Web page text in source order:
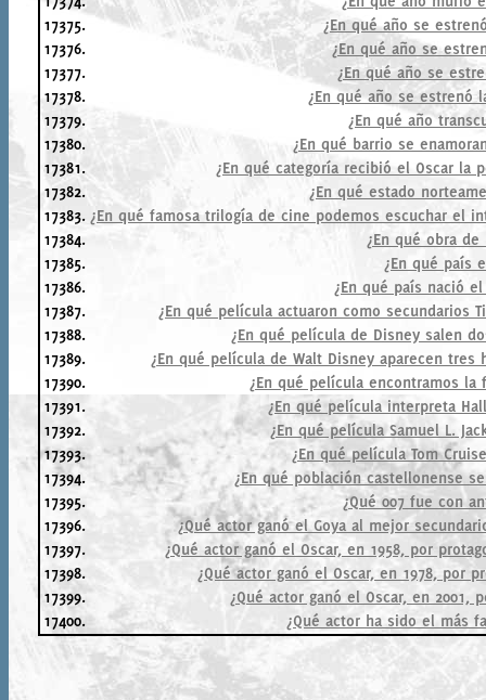
17375.
¿En qué año se
17376.
¿En qué año se
17377.
¿En qué año se
17378.
¿En qué año se estrenó
17379.
¿En qué año
17380.
¿En qué barrio se
17381.
¿En qué categoría recibió el Oscar la
17382.
¿En qué estado
17383. ¿En qué famosa trilogía de cine podemos escuchar el
17384.
¿En qué obra de
17385.
¿En qué país
17386.
¿En qué país nació
17387.
¿En qué película actuaron como secundarios
17388.
¿En qué película de Disney salen
17389.
¿En qué película de Walt Disney aparecen tres
17390.
¿En qué película encontramos
17391.
¿En qué película interpreta
17392.
¿En qué película Samuel L.
17393.
¿En qué película Tom
17394.
¿En qué población castellonense
17395.
¿Qué 007 fue con
17396.
¿Qué actor ganó el Goya al mejor
17397.
¿Qué actor ganó el Oscar, en 1958, por
17398.
¿Qué actor ganó el Oscar, en 1978, por
17399.
¿Qué actor ganó el Oscar, en 2001,
17400.
¿Qué actor ha sido el más